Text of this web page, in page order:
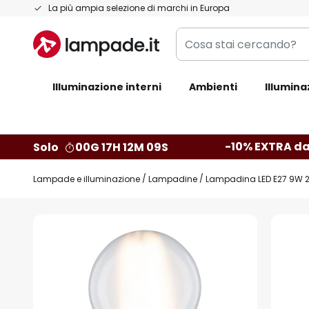
La più ampia selezione di marchi in Europa
Salta
contenuto
Cosa
stai
Illuminazione interni Ambienti
Solo 00G 17H 12M 08S -10% EXTRA
Lampade e illuminazione Lampadine Lampadina LED E27